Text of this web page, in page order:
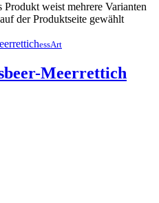
Produkt weist mehrere Varianten
der Produktseite gewählt
essArt
Meerrettich